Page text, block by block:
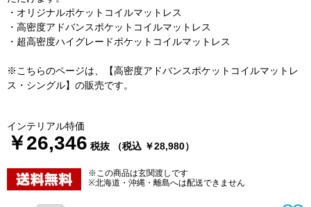
・オリジナルポケットコイルマットレス
・高密度アドバンスポケットコイルマットレス
・超高密度ハイグレードポケットコイルマットレス
※こちらのページは、【高密度アドバンスポケットコイルマットレ
ス・シングル】の販売です。
インテリアル特価
￥26,346 税抜 （税込 ￥28,980）
※この商品は玄関渡しです
※北海道・沖縄・離島へは配送できません